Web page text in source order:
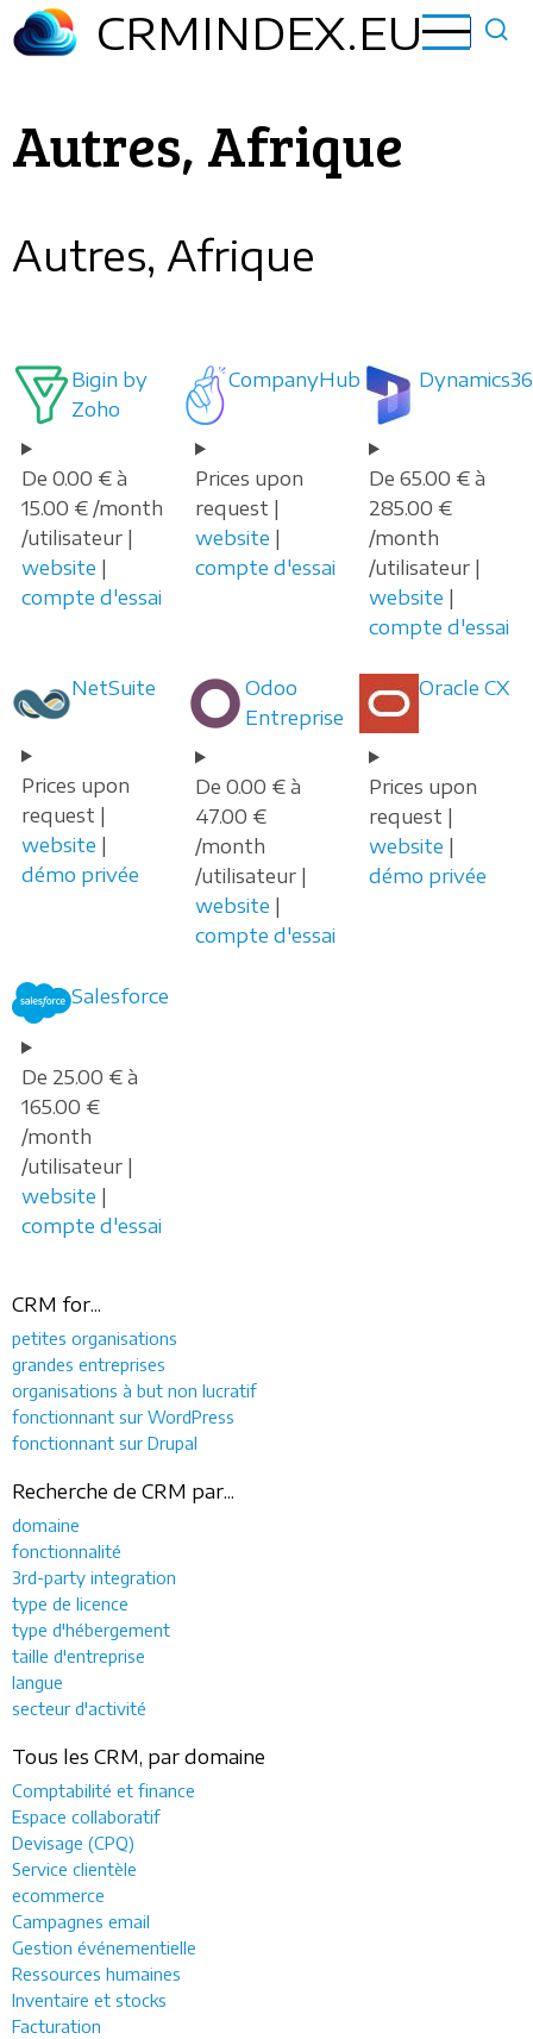
Aller
au
CRMINDEX.EU
Autres, Afrique
Autres, Afrique
Bigin by
Zoho
De 0.00 € à
15.00 € /month
/utilisateur |
website |
compte d'essai
CompanyHub
Prices upon
request |
website |
compte d'essai
De 65.00 € à
285.00 €
/month
/utilisateur |
website |
compte d'essai
NetSuite
Prices upon
request |
website |
démo privée
Odoo
Entreprise
De 0.00 € à
47.00 €
/month
/utilisateur |
website |
compte d'essai
Oracle CX
Prices upon
request |
website |
démo privée
Salesforce
De 25.00 € à
165.00 €
/month
/utilisateur |
website |
compte d'essai
CRM for...
petites organisations
grandes entreprises
organisations à but non lucratif
fonctionnant sur WordPress
fonctionnant sur Drupal
Recherche de CRM par...
domaine
fonctionnalité
3rd-party integration
type de licence
type d'hébergement
taille d'entreprise
langue
secteur d'activité
Tous les CRM, par domaine
Comptabilité et finance
Espace collaboratif
Devisage (CPQ)
Service clientèle
ecommerce
Campagnes email
Gestion événementielle
Ressources humaines
Inventaire et stocks
Facturation